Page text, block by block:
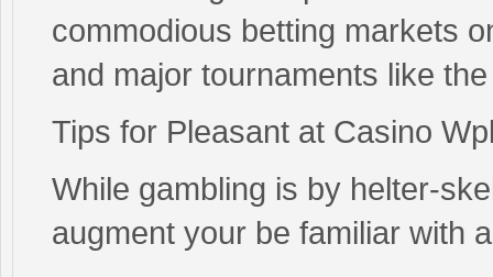
commodious betting markets
and major tournaments like
Tips for Pleasant at Casino
While gambling is by helter-
augment your be familiar with